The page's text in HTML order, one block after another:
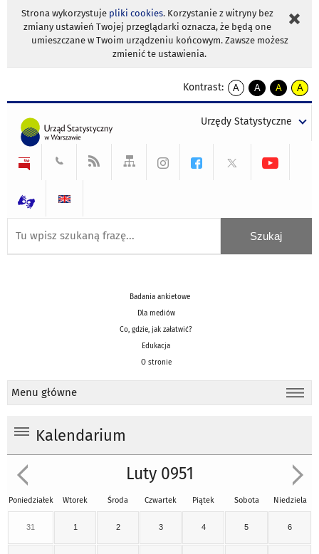
Strona wykorzystuje pliki cookies. Korzystanie z witryny bez
zmiany ustawień Twojej przeglądarki oznacza, że będą one
umieszczane w Twoim urządzeniu końcowym. Zawsze możesz
zmienić te ustawienia.
Kontrast:
A
kontrast
A
kontrast
tekst
czarnym
A
kontrast
tekst
czarnym
A
tekst
żółtym
Urzędy Statystyczne
Badania ankietowe
Dla mediów
Co, gdzie, jak załatwić?
Edukacja
O stronie
Menu główne
Kalendarium
Luty 0951
Poniedziałek Wtorek Środa Czwartek Piątek Sobota Niedziela
31 1 2 3 4 5 6